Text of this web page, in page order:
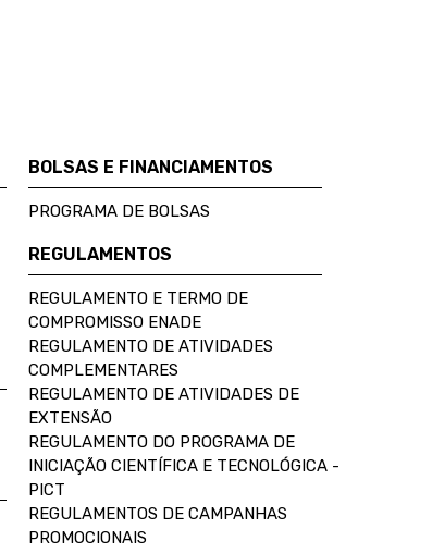
BOLSAS E FINANCIAMENTOS
PROGRAMA DE BOLSAS
REGULAMENTOS
REGULAMENTO E TERMO DE
COMPROMISSO ENADE
REGULAMENTO DE ATIVIDADES
COMPLEMENTARES
REGULAMENTO DE ATIVIDADES DE
EXTENSÃO
REGULAMENTO DO PROGRAMA DE
INICIAÇÃO CIENTÍFICA E TECNOLÓGICA -
PICT
REGULAMENTOS DE CAMPANHAS
PROMOCIONAIS